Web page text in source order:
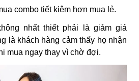
combo tiết kiệm hơn mua lẻ.
nhất thiết phải là giảm giá
là khách hàng cảm thấy họ nhận
mua ngay thay vì chờ đợi.